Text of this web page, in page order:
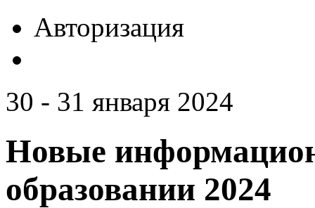
Авторизация
30 - 31 января 2024
Новые
образовании 2024